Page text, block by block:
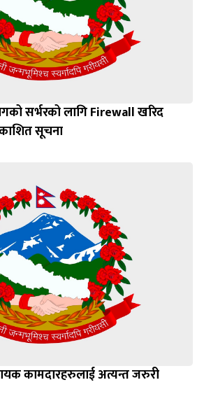
सर्भरको लागि Firewall खरिद
सूचना
कामदारहरुलाई अत्यन्त जरुरी